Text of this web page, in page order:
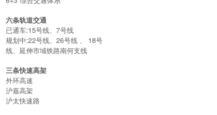
六条轨道交通
已通车:15号线、 7号线
规划中:22号线、 26号线 、 18号
线、延伸市域铁路南何支线
三条快速高架
外环高速
沪嘉高架
沪太快速路